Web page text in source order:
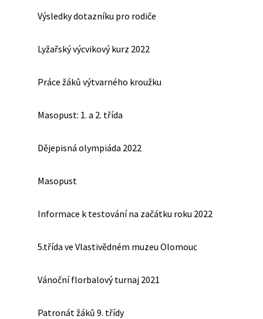
Výsledky dotazníku pro rodiče
Lyžařský výcvikový kurz 2022
Práce žáků výtvarného kroužku
Masopust: 1. a 2. třída
Dějepisná olympiáda 2022
Masopust
Informace k testování na začátku roku 2022
5.třída ve Vlastivědném muzeu Olomouc
Vánoční florbalový turnaj 2021
Patronát žáků 9. třídy